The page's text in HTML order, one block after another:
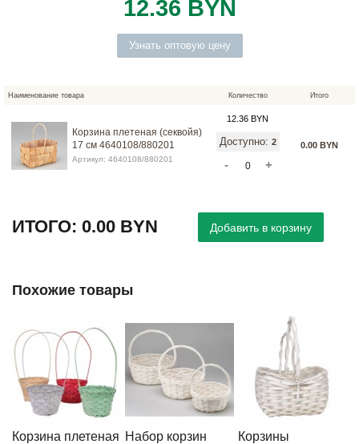
12.36 BYN
Узнать оптовую цену
Наименование товара Количество Итого
Корзина плетеная (секвойя)
17 см 4640108/880201
Артикул: 4640108/880201
12.36 BYN
Доступно: 2
- +
0.00 BYN
ИТОГО: 0.00 BYN
Похожие товары
Корзина плетеная Набор корзин
Корзины